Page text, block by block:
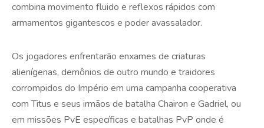
combina movimento fluido e reflexos rápidos com
armamentos gigantescos e poder avassalador.
Os jogadores enfrentarão enxames de criaturas
alienígenas, demônios de outro mundo e traidores
corrompidos do Império em uma campanha cooperativa
com Titus e seus irmãos de batalha Chairon e Gadriel, ou
em missões PvE específicas e batalhas PvP onde é